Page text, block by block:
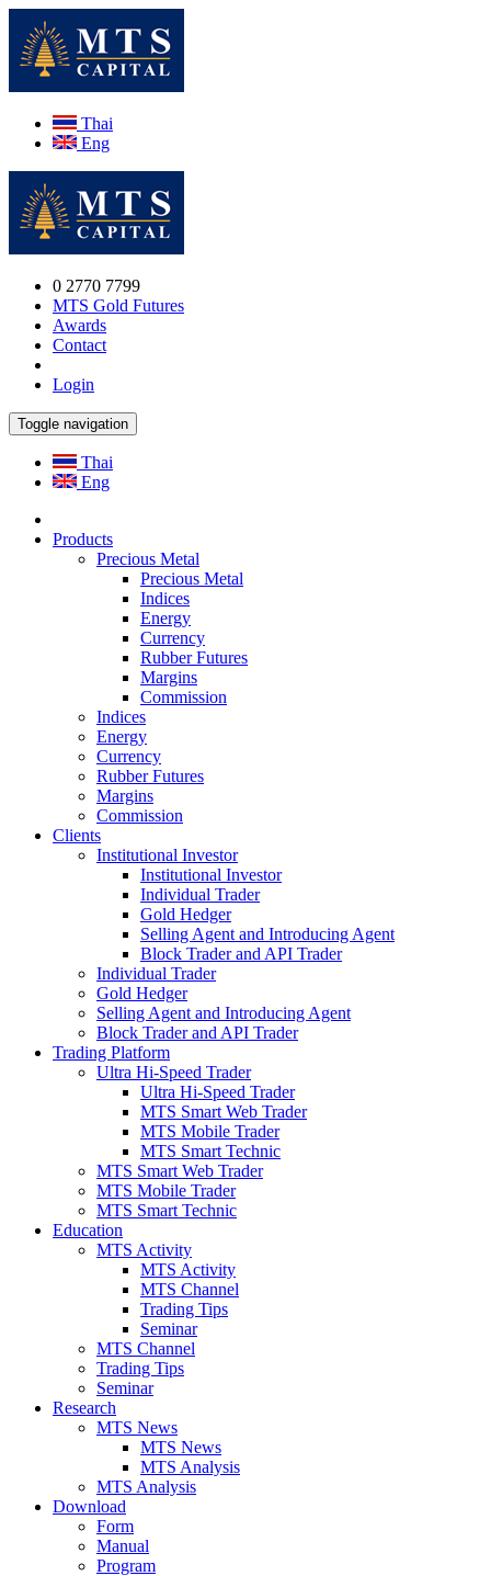
Thai
Eng
0 2770 7799
MTS Gold Futures
Awards
Contact
Login
Toggle navigation
Thai
Eng
Products
Precious Metal
Precious Metal
Indices
Energy
Currency
Rubber Futures
Margins
Commission
Indices
Energy
Currency
Rubber Futures
Margins
Commission
Clients
Institutional Investor
Institutional Investor
Individual Trader
Gold Hedger
Selling Agent and Introducing Agent
Block Trader and API Trader
Individual Trader
Gold Hedger
Selling Agent and Introducing Agent
Block Trader and API Trader
Trading Platform
Ultra Hi-Speed Trader
Ultra Hi-Speed Trader
MTS Smart Web Trader
MTS Mobile Trader
MTS Smart Technic
MTS Smart Web Trader
MTS Mobile Trader
MTS Smart Technic
Education
MTS Activity
MTS Activity
MTS Channel
Trading Tips
Seminar
MTS Channel
Trading Tips
Seminar
Research
MTS News
MTS News
MTS Analysis
MTS Analysis
Download
Form
Manual
Program